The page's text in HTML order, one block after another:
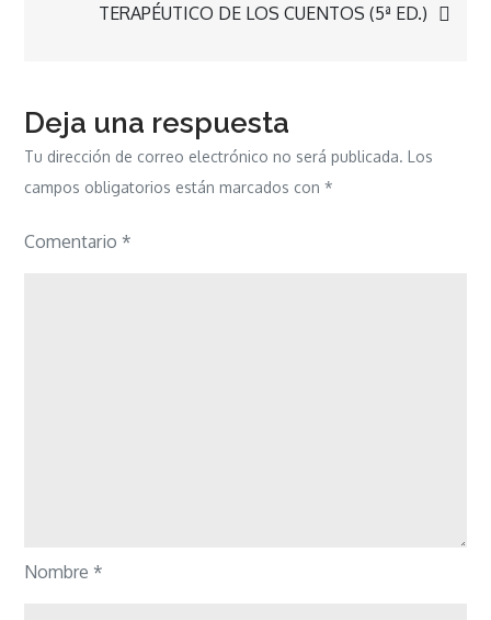
TERAPÉUTICO DE LOS CUENTOS (5ª ED.)
Deja una respuesta
Tu dirección de correo electrónico no será publicada. Los
campos obligatorios están marcados con*
Comentario *
Nombre *